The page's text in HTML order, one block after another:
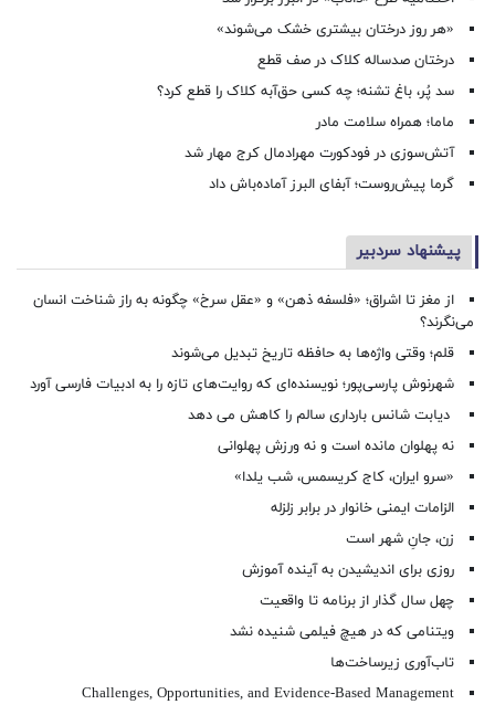
«هر روز درختان بیشتری خشک می‌شوند»
درختان صدساله کلاک در صف قطع
سد پُر، باغ تشنه؛ چه کسی حق‌آبه کلاک را قطع کرد؟
ماما؛ همراه سلامت مادر
آتش‌سوزی در فودکورت مهرادمال کرج مهار شد
گرما پیش‌روست؛ آبفای البرز آماده‌باش داد
پیشنهاد سردبیر
از مغز تا اشراق؛ «فلسفه ذهن» و «عقل سرخ» چگونه به راز شناخت انسان
می‌نگرند؟
قلم؛ وقتی واژه‌ها به حافظه تاریخ تبدیل می‌شوند
شهرنوش پارسی‌پور؛ نویسنده‌ای که روایت‌های تازه را به ادبیات فارسی آورد
دیابت شانس بارداری سالم را کاهش می دهد
نه پهلوان مانده است و نه ورزش پهلوانی
«سرو ایران، کاج کریسمس، شب یلدا»
الزامات ایمنی خانوار در برابر زلزله
زن، جانِ شهر است
روزی برای اندیشیدن به آینده آموزش
چهل سال گذار از برنامه تا واقعیت
ویتنامی که در هیچ فیلمی شنیده نشد
تاب‌آوری زیرساخت‌ها
Challenges, Opportunities, and Evidence-Based Management